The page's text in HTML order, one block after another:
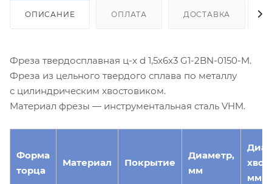
ОПИСАНИЕ ОПЛАТА ДОСТАВКА
Фреза твердосплавная ц-х d 1,5х6х3 G1-2BN-0150-M.
Фреза из цельного твердого сплава по металлу
с цилиндрическим хвостовиком.
Материал фрезы — инструментальная сталь VHM.
Форма
торца
Материал Покрытие
Диаметр,
мм
мм